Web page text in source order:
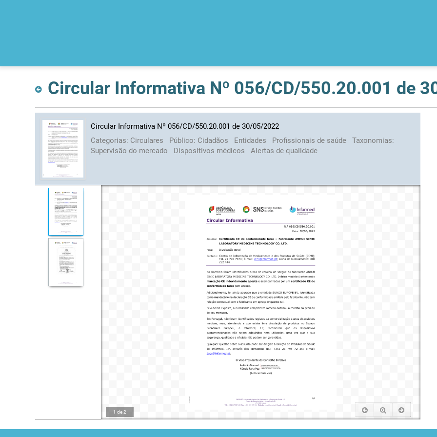
Circular Informativa Nº 056/CD/550.20.001 de
Circular Informativa Nº 056/CD/550.20.001 de 30/05/2022
Categorias: Circulares Público: Cidadãos Entidades Profissionais de saúde
Taxonomias:
Supervisão do mercado
Dispositivos médicos Alertas de qualidade
1 de2